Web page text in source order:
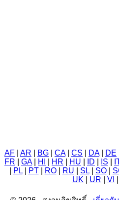
AF AR BG CA| CS DA| DE
FR
GA| HI HR HU ID IS
PL| PT RO| RU SL| SO|
UK
UR VI